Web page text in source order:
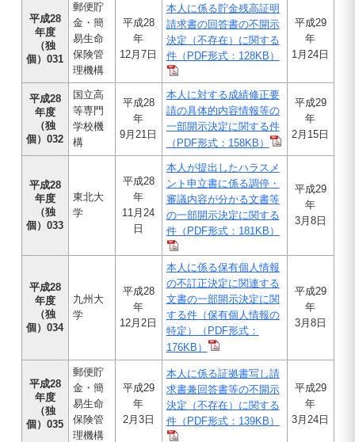
平成28
年度
（独
個）031
郵便貯
金・簡
易生命
保険管
理機構
平成28
年
12月7日
本人に係る貯金残高証明
請求書の回答書の不開示
決定（不存在）に関する
件（PDF形式：128KB）
平成29
年
1月24日
平成28
年度
（独
個）032
国立高
等専門
学校機
構
平成28
年
9月21日
本人に対する成績修正要
請の具体的内容情報等の
一部開示決定に関する件
（PDF形式：158KB）
平成29
年
2月15日
平成28
年度
（独
個）033
東北大
学
平成28
年
11月24
日
本人が提出したハラスメ
ント申立書に係る調停・
審議内容が分かる文書等
の一部開示決定に関する
件（PDF形式：181KB）
平成29
年
3月8日
平成28
年度
（独
個）034
九州大
学
平成28
年
12月2日
本人に係る保有個人情報
の不訂正決定に関連する
文書の一部開示決定に関
する件（保有個人情報の
特定）（PDF形式：
176KB）
平成29
年
3月8日
平成28
年度
（独
個）035
郵便貯
金・簡
易生命
保険管
理機構
平成29
年
2月3日
本人に係る証拠書写し請
求書兼回答書等の不開示
決定（不存在）に関する
件（PDF形式：139KB）
平成29
年
3月24日